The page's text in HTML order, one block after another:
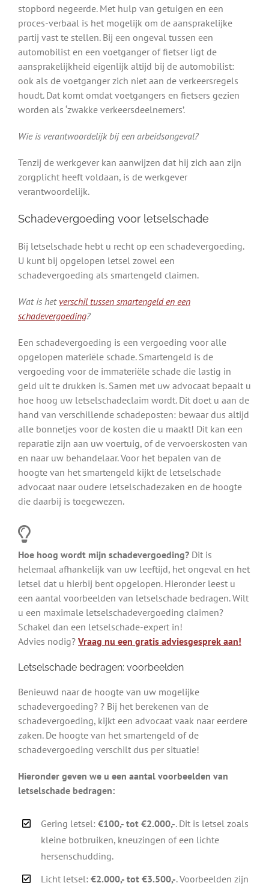
stopbord negeerde. Met hulp van getuigen en een
proces-verbaal is het mogelijk om de aansprakelijke
partij vast te stellen. Bij een ongeval tussen een
automobilist en een voetganger of fietser ligt de
aansprakelijkheid eigenlijk altijd bij de automobilist:
ook als de voetganger zich niet aan de verkeersregels
houdt. Dat komt omdat voetgangers en fietsers gezien
worden als ‘zwakke verkeersdeelnemers’.
Wie is verantwoordelijk bij een arbeidsongeval?
Tenzij de werkgever kan aanwijzen dat hij zich aan zijn
zorgplicht heeft voldaan, is de werkgever
verantwoordelijk.
Schadevergoeding voor letselschade
Bij letselschade hebt u recht op een schadevergoeding.
U kunt bij opgelopen letsel zowel een
schadevergoeding als smartengeld claimen.
Wat is het verschil tussen smartengeld en een
schadevergoeding?
Een schadevergoeding is een vergoeding voor alle
opgelopen materiële schade. Smartengeld is de
vergoeding voor de immateriële schade die lastig in
geld uit te drukken is. Samen met uw advocaat bepaalt u
hoe hoog uw letselschadeclaim wordt. Dit doet u aan de
hand van verschillende schadeposten: bewaar dus altijd
alle bonnetjes voor de kosten die u maakt! Dit kan een
reparatie zijn aan uw voertuig, of de vervoerskosten van
en naar uw behandelaar. Voor het bepalen van de
hoogte van het smartengeld kijkt de letselschade
advocaat naar oudere letselschadezaken en de hoogte
die daarbij is toegewezen.
Hoe hoog wordt mijn schadevergoeding? Dit is
helemaal afhankelijk van uw leeftijd, het ongeval en het
letsel dat u hierbij bent opgelopen. Hieronder leest u
een aantal voorbeelden van letselschade bedragen. Wilt
u een maximale letselschadevergoeding claimen?
Schakel dan een letselschade-expert in!
Advies nodig? Vraag nu een gratis adviesgesprek aan!
Letselschade bedragen: voorbeelden
Benieuwd naar de hoogte van uw mogelijke
schadevergoeding? ? Bij het berekenen van de
schadevergoeding, kijkt een advocaat vaak naar eerdere
zaken. De hoogte van het smartengeld of de
schadevergoeding verschilt dus per situatie!
Hieronder geven we u een aantal voorbeelden van
letselschade bedragen:
Gering letsel:€100,- tot €2.000,-. Dit is letsel zoals
kleine botbruiken, kneuzingen of een lichte
hersenschudding.
Licht letsel:€2.000,- tot €3.500,-. Voorbeelden zijn